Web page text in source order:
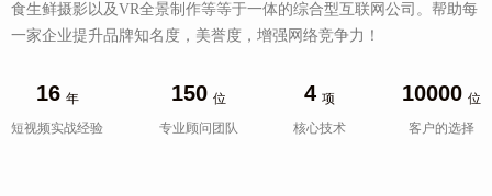
食生鲜摄影以及VR全景制作等等于一体的综合型互联网公司。帮助每
一家企业提升品牌知名度，美誉度，增强网络竞争力！
16 年
短视频实战经验
150 位
专业顾问团队
4 项
核心技术
10000 位
客户的选择